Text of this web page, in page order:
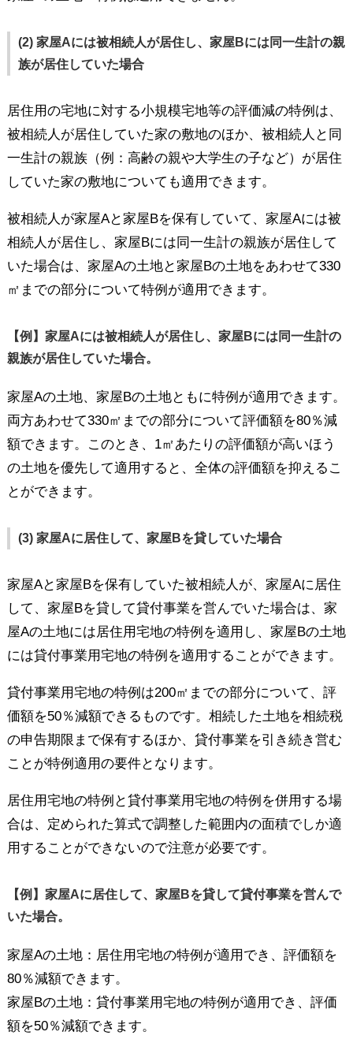
(2) 家屋Aには被相続人が居住し、家屋Bには同一生計の親
族が居住していた場合
居住用の宅地に対する小規模宅地等の評価減の特例は、
被相続人が居住していた家の敷地のほか、被相続人と同
一生計の親族（例：高齢の親や大学生の子など）が居住
していた家の敷地についても適用できます。
被相続人が家屋Aと家屋Bを保有していて、家屋Aには被
相続人が居住し、家屋Bには同一生計の親族が居住して
いた場合は、家屋Aの土地と家屋Bの土地をあわせて330
㎡までの部分について特例が適用できます。
【例】家屋Aには被相続人が居住し、家屋Bには同一生計の
親族が居住していた場合。
家屋Aの土地、家屋Bの土地ともに特例が適用できます。
両方あわせて330㎡までの部分について評価額を80％減
額できます。このとき、1㎡あたりの評価額が高いほう
の土地を優先して適用すると、全体の評価額を抑えるこ
とができます。
(3) 家屋Aに居住して、家屋Bを貸していた場合
家屋Aと家屋Bを保有していた被相続人が、家屋Aに居住
して、家屋Bを貸して貸付事業を営んでいた場合は、家
屋Aの土地には居住用宅地の特例を適用し、家屋Bの土地
には貸付事業用宅地の特例を適用することができます。
貸付事業用宅地の特例は200㎡までの部分について、評
価額を50％減額できるものです。相続した土地を相続税
の申告期限まで保有するほか、貸付事業を引き続き営む
ことが特例適用の要件となります。
居住用宅地の特例と貸付事業用宅地の特例を併用する場
合は、定められた算式で調整した範囲内の面積でしか適
用することができないので注意が必要です。
【例】家屋Aに居住して、家屋Bを貸して貸付事業を営んで
いた場合。
家屋Aの土地：居住用宅地の特例が適用でき、評価額を
80％減額できます。
家屋Bの土地：貸付事業用宅地の特例が適用でき、評価
額を50％減額できます。